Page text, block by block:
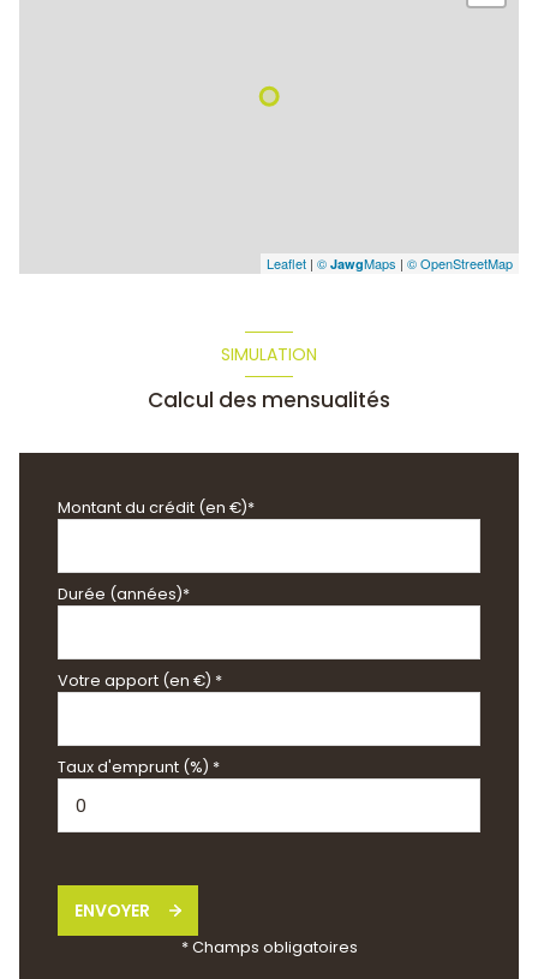
Leaflet | © JawgMaps | © OpenStreetMap
SIMULATION
Calcul des mensualités
Montant du crédit (en €)*
Durée (années)*
Votre apport (en €) *
Taux d'emprunt (%) *
ENVOYER
* Champs obligatoires